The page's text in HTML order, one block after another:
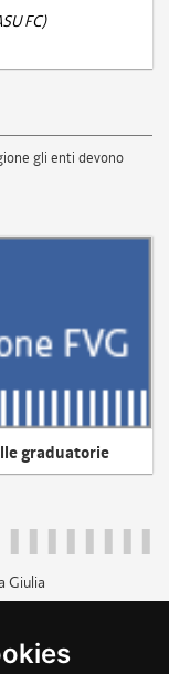
FC)
gli enti devono
graduatorie
Giulia